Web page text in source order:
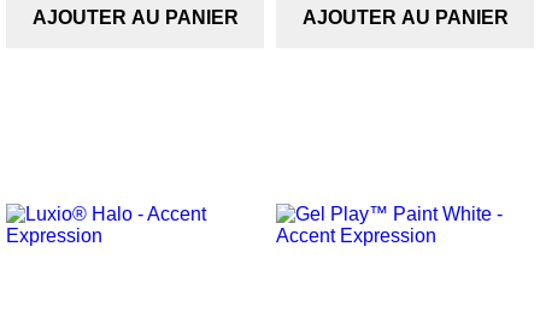
AJOUTER AU PANIER AJOUTER AU PANIER